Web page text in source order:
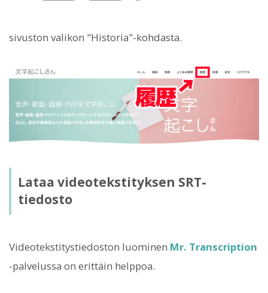
sivuston valikon "Historia"-kohdasta.
Lataa videotekstityksen SRT-
tiedosto
Videotekstitystiedoston luominen Mr. Transcription
-palvelussa on erittäin helppoa.